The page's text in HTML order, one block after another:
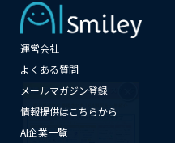
運営会社
よくある質問
メールマガジン登録
情報提供はこちらから
AI企業一覧